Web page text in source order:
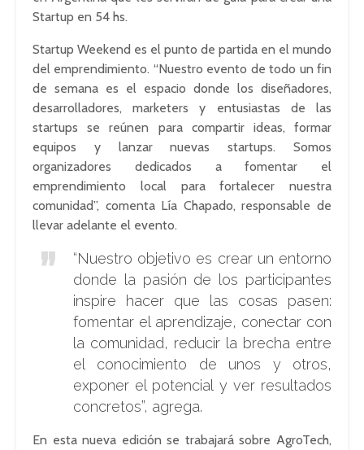
Startup en 54 hs.
Startup Weekend es el punto de partida en el mundo
del emprendimiento. “Nuestro evento de todo un fin
de semana es el espacio donde los diseñadores,
desarrolladores, marketers y entusiastas de las
startups se reúnen para compartir ideas, formar
equipos y lanzar nuevas startups. Somos
organizadores dedicados a fomentar el
emprendimiento local para fortalecer nuestra
comunidad”, comenta Lía Chapado, responsable de
llevar adelante el evento.
“Nuestro objetivo es crear un entorno
donde la pasión de los participantes
inspire hacer que las cosas pasen:
fomentar el aprendizaje, conectar con
la comunidad, reducir la brecha entre
el conocimiento de unos y otros,
exponer el potencial y ver resultados
concretos”, agrega.
En esta nueva edición se trabajará sobre AgroTech,